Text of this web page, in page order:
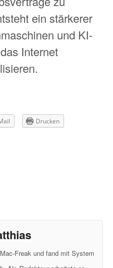
ein stärkerer
und KI-
Internet
Drucken
Freak und fand mit System